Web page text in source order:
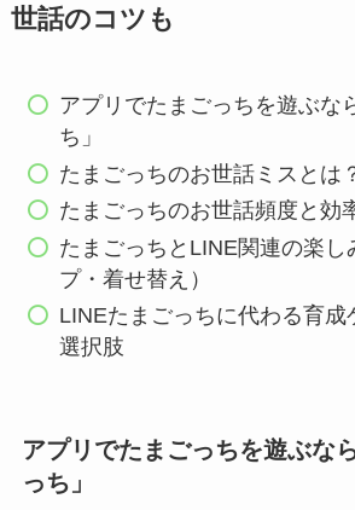
世話のコツも
アプリでたまごっちを遊ぶな
ち」
たまごっちのお世話ミスとは
たまごっちのお世話頻度と効
たまごっちとLINE関連の楽し
プ・着せ替え）
LINEたまごっちに代わる育成
選択肢
アプリでたまごっちを遊ぶな
っち」